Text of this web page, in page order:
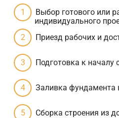
Выбор готового или
индивидуального
Приезд рабочих и
Подготовка к началу
Заливка фундамента
Сборка строения из